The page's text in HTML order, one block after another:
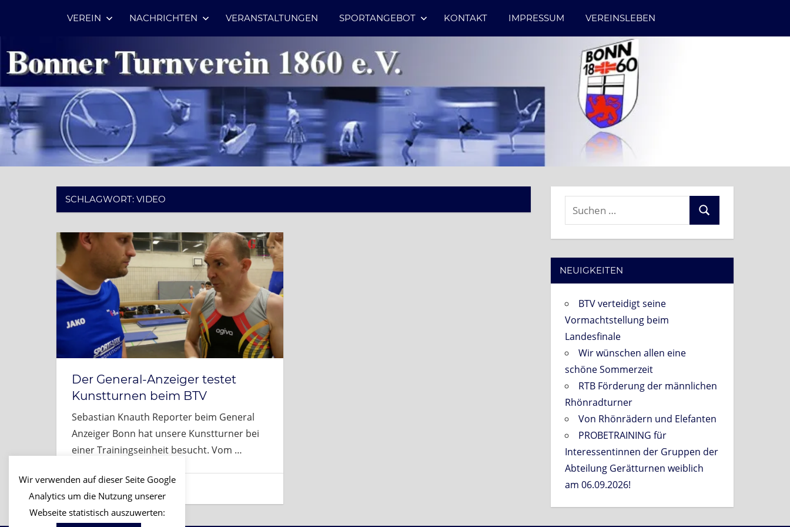
VEREIN NACHRICHTEN VERANSTALTUNGEN SPORTANGEBOT KONTAKT IMPRESSUM VEREINSLEBEN
SCHLAGWORT: VIDEO
Der General-Anzeiger testet
Kunstturnen beim BTV
Sebastian Knauth Reporter beim General
Anzeiger Bonn hat unsere Kunstturner bei
einer Trainingseinheit besucht. Vom …
Suchen
Suchen
NEUIGKEITEN
BTV verteidigt seine
Vormachtstellung beim
Landesfinale
Wir wünschen allen eine
schöne Sommerzeit
RTB Förderung der männlichen
Rhönradturner
Von Rhönrädern und Elefanten
PROBETRAINING für
Interessentinnen der Gruppen der
Abteilung Gerätturnen weiblich
am 06.09.2026!
Wir verwenden auf dieser Seite Google
Analytics um die Nutzung unserer
Webseite statistisch auszuwerten: